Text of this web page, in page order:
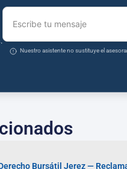
Escribe tu mensaje
Nuestro asistente no sustituye el